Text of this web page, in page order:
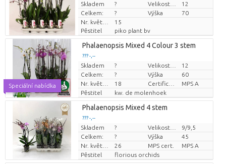
Cena za kus
Skladem ?
12
Celkem:
? Výška
70
Nr. květináč
15
Pěstitel
piko plant bv
Speciální nabídka
Phalaenopsis Mixed 4 Colour 3 stem
??? -,--
Cena za kus
Skladem ?
12
Celkem:
? Výška
60
Nr. květináč
18
MPS A
Pěstitel
kw. de molenhoek
Phalaenopsis Mixed 4 stem
??? -,--
Cena za kus
Skladem ?
9/9,5
Celkem:
? Výška
45
Nr. květináč
26 MPS cert.
MPS A
Pěstitel
florious orchids